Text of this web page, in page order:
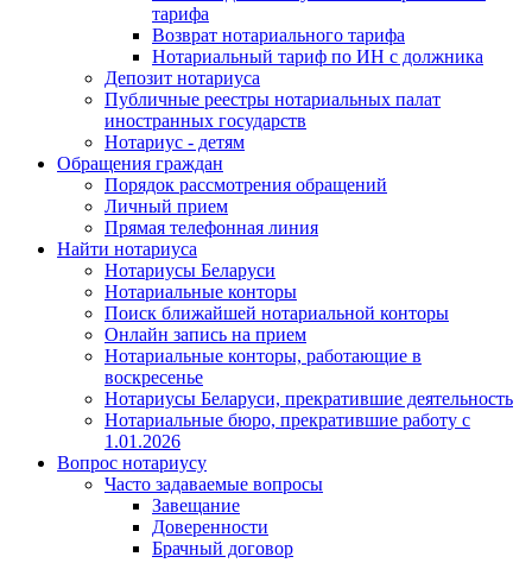
тарифа
Возврат нотариального тарифа
Нотариальный тариф по ИН с должника
Депозит нотариуса
Публичные реестры нотариальных палат
иностранных государств
Нотариус - детям
Обращения граждан
Порядок рассмотрения обращений
Личный прием
Прямая телефонная линия
Найти нотариуса
Нотариусы Беларуси
Нотариальные конторы
Поиск ближайшей нотариальной конторы
Онлайн запись на прием
Нотариальные конторы, работающие в
воскресенье
Нотариусы Беларуси, прекратившие деятельность
Нотариальные бюро, прекратившие работу с
1.01.2026
Вопрос нотариусу
Часто задаваемые вопросы
Завещание
Доверенности
Брачный договор